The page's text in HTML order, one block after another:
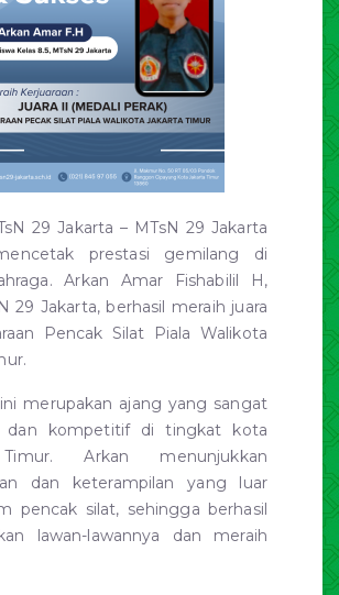
29 Jakarta – MTsN 29 Jakarta
prestasi gemilang di
Arkan Amar Fishabilil H,
29 Jakarta, berhasil meraih juara
Pencak Silat Piala Walikota
ini merupakan ajang yang sangat
dan kompetitif di tingkat kota
Arkan menunjukkan
dan keterampilan yang luar
pencak silat, sehingga berhasil
lawan-lawannya dan meraih